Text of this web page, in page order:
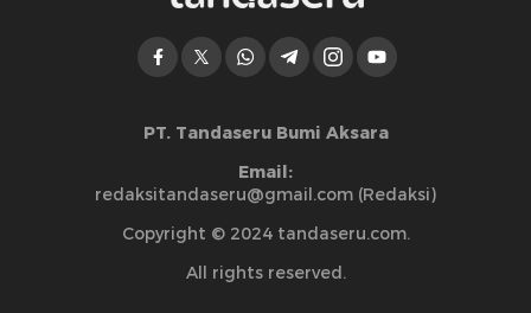
PT. Tandaseru Bumi Aksara
Email:
redaksitandaseru@gmail.com (Redaksi)
Copyright © 2024 tandaseru.com.
All rights reserved.